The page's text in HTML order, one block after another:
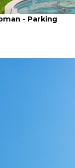
- Parking